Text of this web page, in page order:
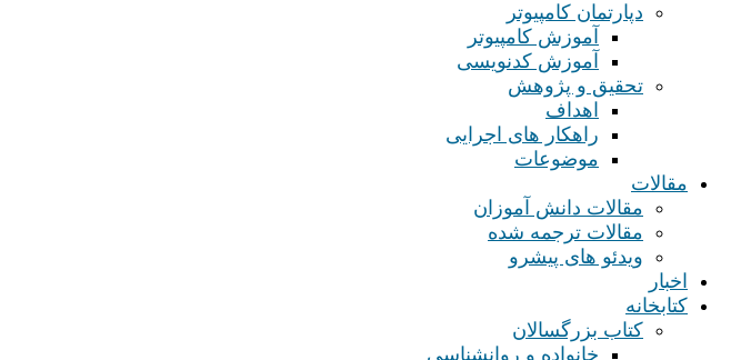
دپارتمان کامپیوتر
آموزش کامپیوتر
آموزش کدنویسی
تحقیق و پژوهش
اهداف
راهکار های اجرایی
موضوعات
مقالات
مقالات دانش آموزان
مقالات ترجمه شده
ویدئو های پیشرو
اخبار
کتابخانه
کتاب بزرگسالان
خانواده و روانشناسی